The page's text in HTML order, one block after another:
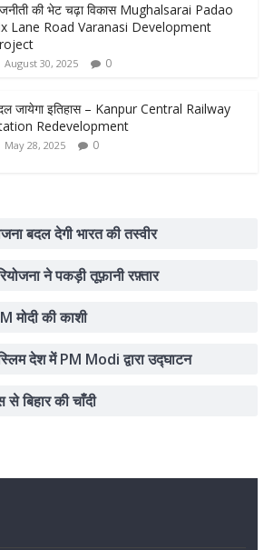
की भेट चढ़ा विकास Mughalsarai Padao
Lane Road Varanasi Development
August 30, 2025 0
जायेगा इतिहास – Kanpur Central Railway
Redevelopment
May 28, 2025 0
बदल देगी भारत की तस्वीर
ने पकड़ी तूफ़ानी रफ़्तार
मोदी की काशी
देश में PM Modi द्वारा उद्घाटन
से बिहार की चाँदी